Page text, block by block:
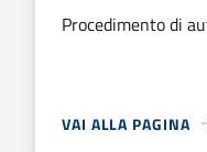
Procedimento di
VAI ALLA PAGINA